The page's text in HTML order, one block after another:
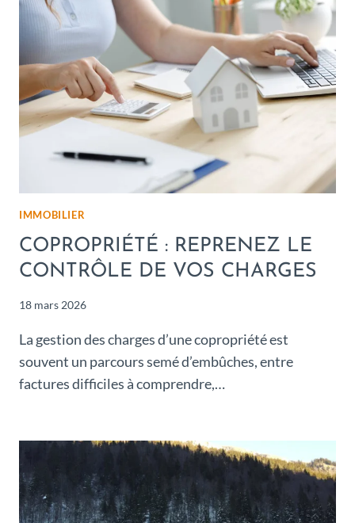
IMMOBILIER
COPROPRIÉTÉ : REPRENEZ LE
CONTRÔLE DE VOS CHARGES
18 mars 2026
La gestion des charges d’une copropriété est
souvent un parcours semé d’embûches, entre
factures difficiles à comprendre,…